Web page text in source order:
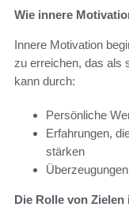
Wie innere
Innere Motivation
zu erreichen, das als
kann durch:
Persönliche
Erfahrungen,
stärken
Die Rolle von